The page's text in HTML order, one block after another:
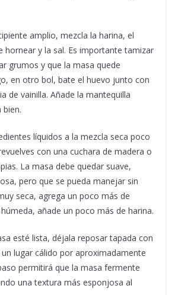
amplio, mezcla la harina, el
hornear y la sal. Es importante tamizar
grumos y que la masa quede
en otro bol, bate el huevo junto con
de vainilla. Añade la mantequilla
bien.
líquidos a la mezcla seca poco
con una cuchara de madera o
La masa debe quedar suave,
pero que se pueda manejar sin
seca, agrega un poco más de
añade un poco más de harina.
esté lista, déjala reposar tapada con
lugar cálido por aproximadamente
permitirá que la masa fermente
una textura más esponjosa al